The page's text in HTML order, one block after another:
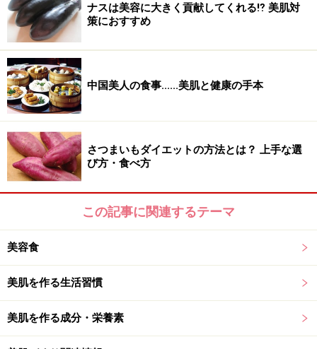
外側だけでなく内側のケアも！
爪の主成分は髪と同じく、ケラチンと呼ばれるたんぱく
質。これは不足していると、爪が欠けやすくなったり、
表面が薄くなってしまいます。
特に女性が好むジェルネイルやスカルプ、マニキュアな
どのオシャレは、爪を傷める原因に。また、食器を洗う
際に使う洗剤や、乾燥などにより、爪もダメージを受け
ています。外見だけでなく内面からのケアも必要です。
※個人の体質、また、誤った方法による実践に起因して肌荒れや
質及び健康状態を十分に考慮し、正しい方法で行ってください。
また、全ての方への有効性を保証するものではありません。
ナスは美容に大きく貢献してくれる⁉ 美肌対
策におすすめ
中国美人の食事......美肌と健康の手本
さつまいもダイエットの方法とは？ 上手な選
び方・食べ方
この記事に関連するテーマ
美容食
美肌を作る生活習慣
美肌を作る成分・栄養素